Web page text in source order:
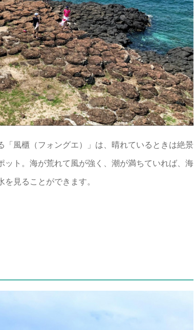
「風櫃（フォングエ）」は、晴れているときは絶景
ト。海が荒れて風が強く、潮が満ちていれば、海
見ることができます。